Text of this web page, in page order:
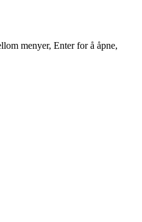
menyer, Enter for å åpne,